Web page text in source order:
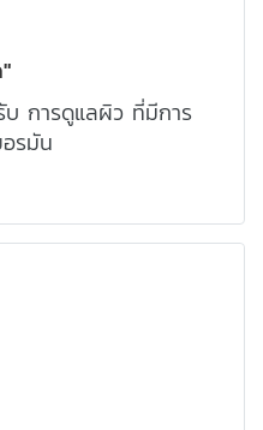
บ การดูแลผิว ที่มีการ
รมัน